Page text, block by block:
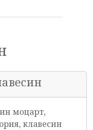
моцарт,
клавесин